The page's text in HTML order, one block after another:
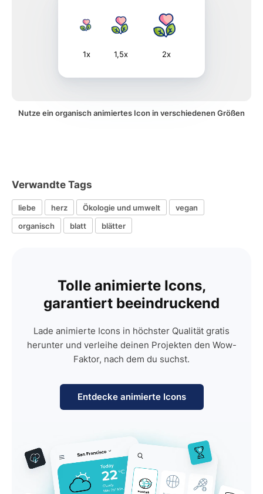
1x 1,5x 2x
Nutze ein organisch animiertes Icon in verschiedenen Größen
Verwandte Tags
liebe herz Ökologie und umwelt
vegan
organisch
blatt blätter
Tolle animierte Icons,
garantiert beeindruckend
Lade animierte Icons in höchster Qualität gratis
herunter und verleihe deinen Projekten den Wow-
Faktor, nach dem du suchst.
Entdecke animierte Icons